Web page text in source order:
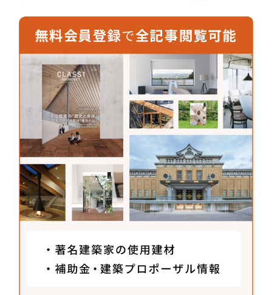
もともとは「八戸市美術館」のファサード部分をタ
イル貼りにしようと思い、大判のタイルを全面に貼
る方法がないかリサーチを進めていました。そこで
LIXILさんに紹介していただいたのが、ダイナワンさ
んの特注タイル。このタイルは接着剤での固定に加
えて、外壁にビス止めもできるようになっていま
す。接着剤が剥がれた場合でも金物がタイルの落下
を防いでくれるので、二重の意味で安心な製品で
す。実は設計の最後で金額が合わず、泣く泣くファ
サード部分へのタイルの採用を見送ることになった
のですが、色もサンプルもつくっていたのでどこか
で使いたいと思っており、美術館の外構部分で採用
することになりました。
メーカーさんへ聞いた
建材開発秘話